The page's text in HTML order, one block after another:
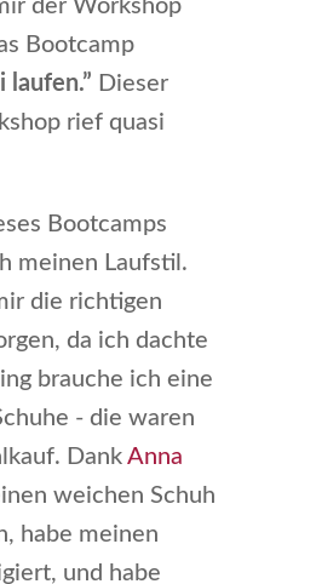
der Workshop
Bootcamp
laufen.” Dieser
rief quasi
Bootcamps
meinen Laufstil.
die richtigen
da ich dachte
brauche ich eine
- die waren
Dank Anna
weichen Schuh
habe meinen
und habe